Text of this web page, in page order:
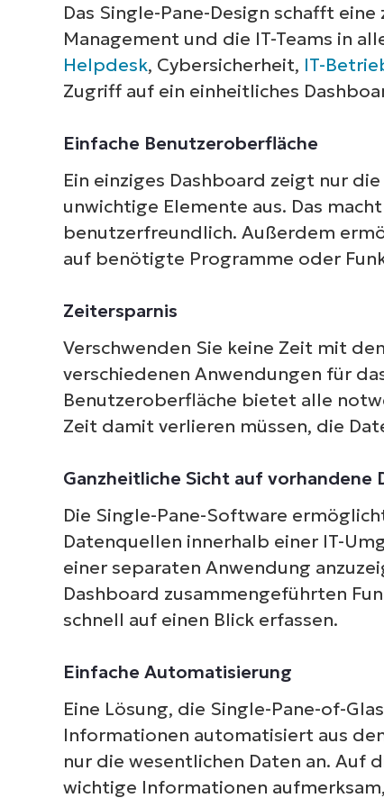
Das Single-Pane-Design schafft
Management und die IT-Teams in
Helpdesk, Cybersicherheit, IT-
Zugriff auf ein einheitliches
Einfache Benutzeroberfläche
Ein einziges Dashboard zeigt nur
unwichtige Elemente aus. Das
benutzerfreundlich. Außerdem
auf benötigte Programme oder
Zeitersparnis
Verschwenden Sie keine Zeit mit
verschiedenen Anwendungen für
Benutzeroberfläche bietet alle
Zeit damit verlieren müssen, die
Ganzheitliche Sicht auf vorhandene
Die Single-Pane-Software
Datenquellen innerhalb einer IT-
einer separaten Anwendung
Dashboard zusammengeführten
schnell auf einen Blick erfassen.
Einfache Automatisierung
Eine Lösung, die Single-Pane-of-
Informationen automatisiert aus
nur die wesentlichen Daten an. Auf
wichtige Informationen